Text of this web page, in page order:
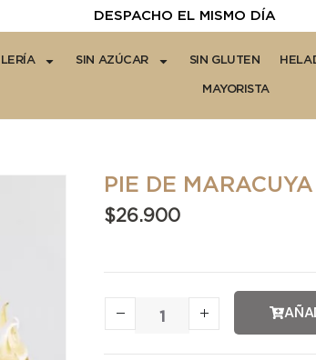
DESPACHO EL MISMO DÍA
SIN AZÚCAR SIN GLUTEN
MAYORISTA
PIE DE MARACUYA
$26.900